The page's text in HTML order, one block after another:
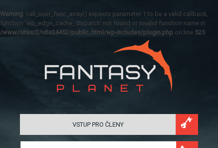
Warning: call_user_func_array() expects parameter 1 to be a valid callback,
function 'wp_edge_cache_dispatch' not found or invalid function name in
/www/sites/2/site24452/public_html/wp-includes/plugin.php on line 525
VSTUP PRO ČLENY